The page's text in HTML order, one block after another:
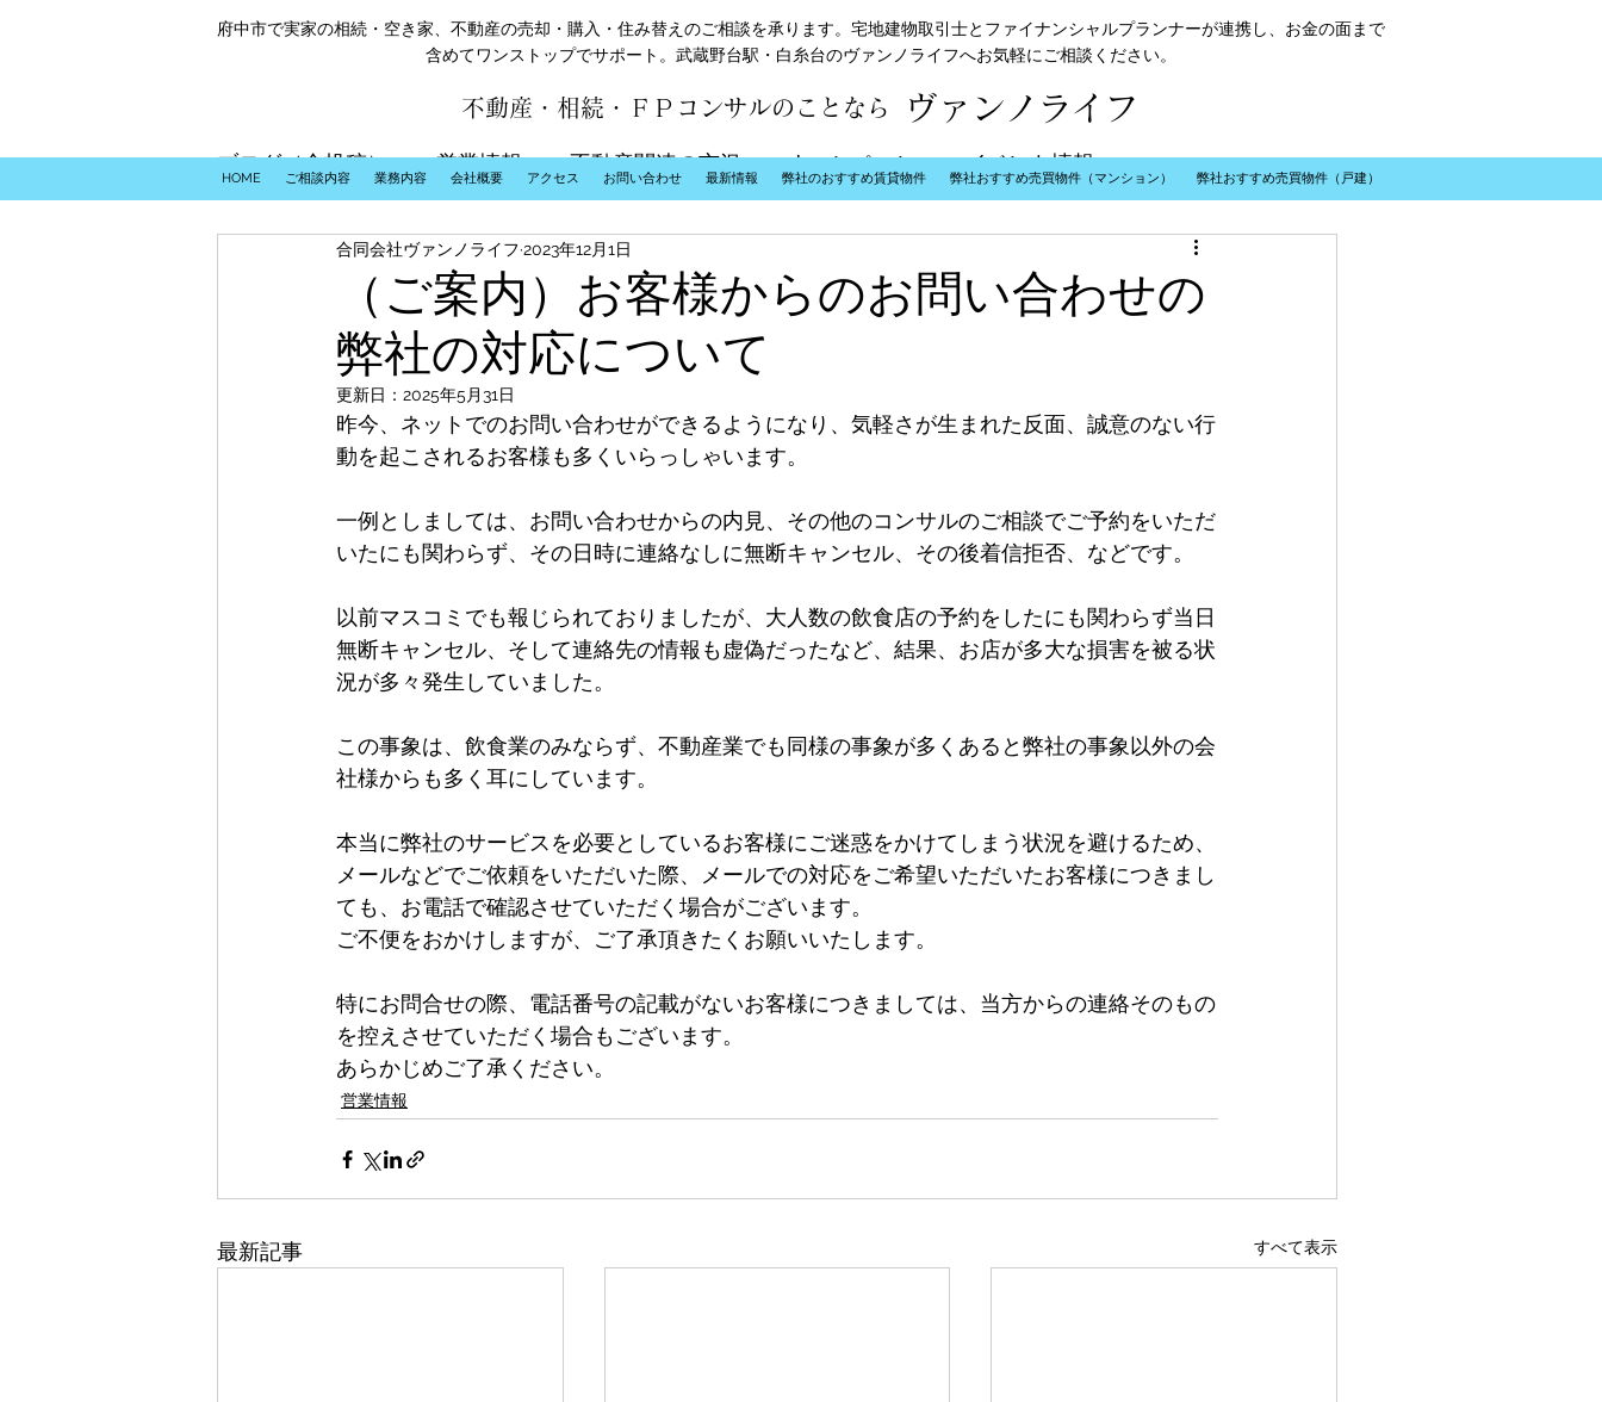
府中市で実家の相続・空き家、不動産の売却・購入・住み替えのご相談を承ります。宅地建物取引士とファイナンシャルプランナーが連携し、お金の面まで
含めてワンストップでサポート。武蔵野台駅・白糸台のヴァンノライフへお気軽にご相談ください。
不動産・相続・ＦＰコンサルのことなら ヴァンノライフ
HOME ご相談内容 業務内容 会社概要 アクセス お問い合わせ 最新情報 弊社のおすすめ賃貸物件 弊社おすすめ売買物件（マンション） 弊社おすすめ売買物件（戸建）
ブログ（全投稿） 営業情報 不動産関連の市況 キャンペーン イベント情報
（ご案内）お客様からのお問い合わせの
弊社の対応について
合同会社ヴァンノライフ 2023年12月1日
更新日： 2025年5月31日
﻿昨今、ネットでのお問い合わせができるようになり、気軽さが生まれた反面、誠意のない行
動を起こされるお客様も多くいらっしゃいます。
一例としましては、お問い合わせからの内見、その他のコンサルのご相談でご予約をいただ
いたにも関わらず、その日時に連絡なしに無断キャンセル、その後着信拒否、などです。
以前マスコミでも報じられておりましたが、大人数の飲食店の予約をしたにも関わらず当日
無断キャンセル、そして連絡先の情報も虚偽だったなど、結果、お店が多大な損害を被る状
況が多々発生していました。
この事象は、飲食業のみならず、不動産業でも同様の事象が多くあると弊社の事象以外の会
社様からも多く耳にしています。
本当に弊社のサービスを必要としているお客様にご迷惑をかけてしまう状況を避けるため、
メールなどでご依頼をいただいた際、メールでの対応をご希望いただいたお客様につきまし
ても、お電話で確認させていただく場合がございます。
ご不便をおかけしますが、ご了承頂きたくお願いいたします。
特にお問合せの際、電話番号の記載がないお客様につきましては、当方からの連絡そのもの
を控えさせていただく場合もございます。
あらかじめご了承ください。
営業情報
最新記事 すべて表示